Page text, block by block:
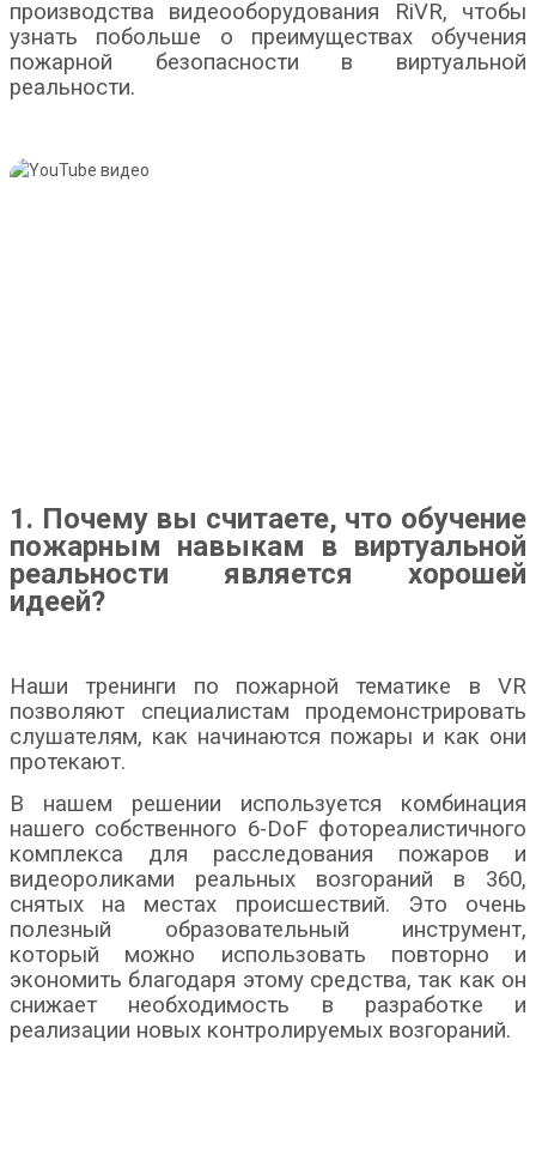
производства видеооборудования RiVR, чтобы
узнать побольше о преимуществах обучения
пожарной безопасности в виртуальной
реальности.
1. Почему вы считаете, что обучение
пожарным навыкам в виртуальной
реальности является хорошей
идеей?
Наши тренинги по пожарной тематике в VR
позволяют специалистам продемонстрировать
слушателям, как начинаются пожары и как они
протекают.
В нашем решении используется комбинация
нашего собственного 6-DoF фотореалистичного
комплекса для расследования пожаров и
видеороликами реальных возгораний в 360,
снятых на местах происшествий. Это очень
полезный образовательный инструмент,
который можно использовать повторно и
экономить благодаря этому средства, так как он
снижает необходимость в разработке и
реализации новых контролируемых возгораний.